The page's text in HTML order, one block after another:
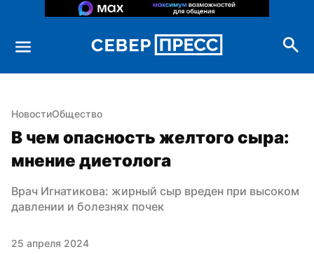
НовостиОбщество
В чем опасность желтого сыра:
мнение диетолога
Врач Игнатикова: жирный сыр вреден при высоком
давлении и болезнях почек
25 апреля 2024